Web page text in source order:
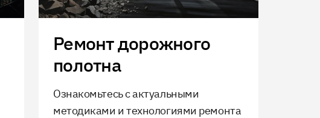
Ремонт дорожного
полотна
Ознакомьтесь с актуальными
методиками и технологиями ремонта